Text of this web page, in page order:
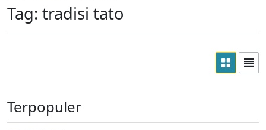
Tag: tradisi tato
Terpopuler